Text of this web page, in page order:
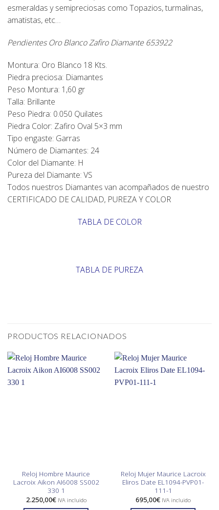
esmeraldas y semipreciosas como Topazios, turmalinas,
amatistas, etc…
Pendientes Oro Blanco Zafiro Diamante 653922
Montura: Oro Blanco 18 Kts.
Piedra preciosa: Diamantes
Peso Montura: 1,60 gr
Talla: Brillante
Peso Piedra: 0.050 Quilates
Piedra Color: Zafiro Oval 5×3 mm
Tipo engaste: Garras
Número de Diamantes: 24
Color del Diamante: H
Pureza del Diamante: VS
Todos nuestros Diamantes van acompañados de nuestro
CERTIFICADO DE CALIDAD, PUREZA Y COLOR
TABLA DE COLOR
TABLA DE PUREZA
PRODUCTOS RELACIONADOS
Reloj Hombre Maurice
Lacroix Aikon AI6008 SS002
330 1
2.250,00€ IVA incluido
Reloj Mujer Maurice Lacroix
Eliros Date EL1094-PVP01-
111-1
695,00€ IVA incluido